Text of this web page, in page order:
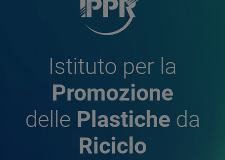
Istituto per la
Promozione
delle Plastiche da
Riciclo